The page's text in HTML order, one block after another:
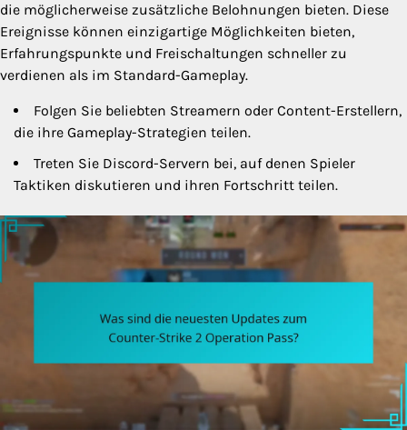
die möglicherweise zusätzliche Belohnungen bieten. Diese
Ereignisse können einzigartige Möglichkeiten bieten,
Erfahrungspunkte und Freischaltungen schneller zu
verdienen als im Standard-Gameplay.
Folgen Sie beliebten Streamern oder Content-Erstellern,
die ihre Gameplay-Strategien teilen.
Treten Sie Discord-Servern bei, auf denen Spieler
Taktiken diskutieren und ihren Fortschritt teilen.